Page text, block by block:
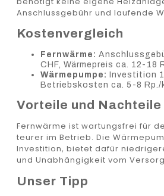
Anschlussgebühr und laufende
Kostenvergleich
Fernwärme:
CHF, Wärmepreis ca. 12-18
Wärmepumpe: Investition
Betriebskosten ca. 5-8 Rp./
Vorteile und Nachteile
Fernwärme ist wartungsfrei für
teurer im Betrieb. Die
Investition, bietet dafür
und Unabhängigkeit vom
Unser Tipp